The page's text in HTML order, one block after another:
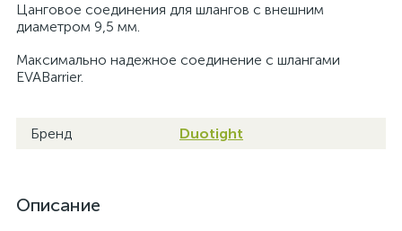
Цанговое соединения для шлангов с внешним
диаметром 9,5 мм.
Максимально надежное соединение с шлангами
EVABarrier.
Бренд Duotight
Описание